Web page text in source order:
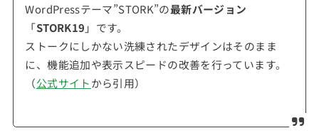
WordPressテーマ”STORK”の最新バージョン
「STORK19 」です。
ストークにしかない洗練されたデザインはそのまま
に、機能追加や表示スピードの改善を行っています。
（公式サイトから引用）